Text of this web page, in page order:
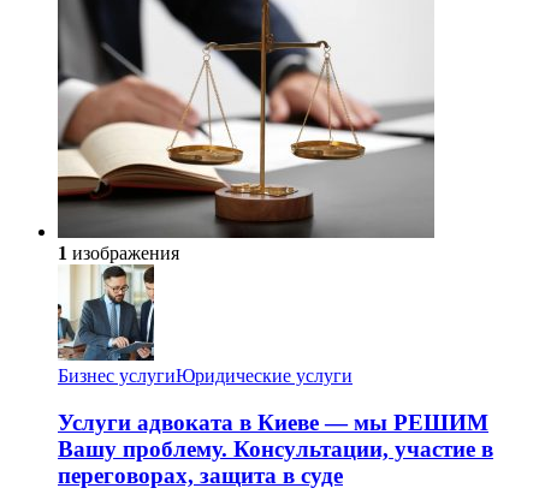
1 изображения
Бизнес услугиЮридические услуги
Услуги адвоката в Киеве — мы РЕШИМ
Вашу проблему. Консультации, участие в
переговорах, защита в суде